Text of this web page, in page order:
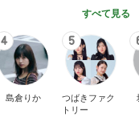
すべて見る
4
島倉りか
5
つばきファク
トリー